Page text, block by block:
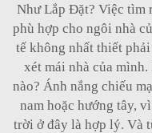
Như Lắp Đặt? Việc tìm
phù hợp cho ngôi nhà
tế không nhất thiết
xét mái nhà của
nào? Ánh nắng chiếu
nam hoặc hướng tây,
trời ở đây là hợp lý. Và